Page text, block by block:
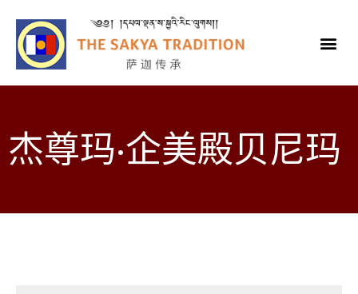
杰尊玛·企美殿贝尼玛